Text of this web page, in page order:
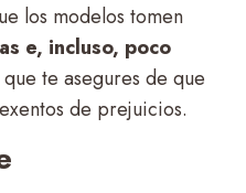
los modelos tomen
e, incluso, poco
te asegures de que
de prejuicios.